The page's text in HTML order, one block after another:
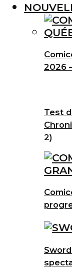
2026
Test
2)